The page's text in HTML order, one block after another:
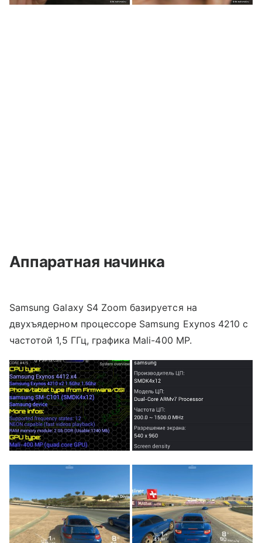
Аппаратная начинка
Samsung Galaxy S4 Zoom базируется на
двухъядерном процессоре Samsung Exynos 4210 с
частотой 1,5 ГГц, графика Mali-400 MP.